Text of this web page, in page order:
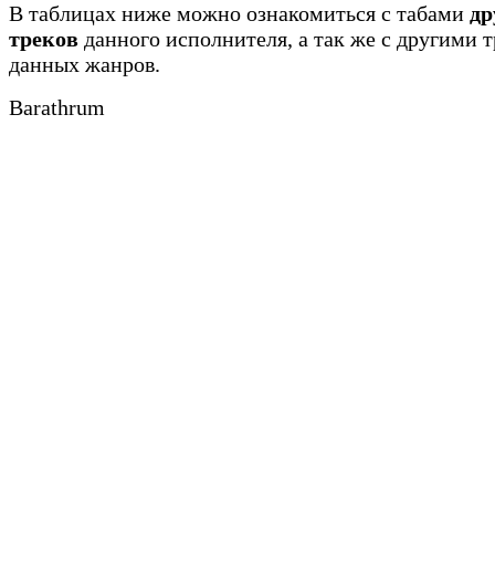
В таблицах ниже можно ознакомиться с табами
треков данного исполнителя, а так же с другими
данных жанров.
Barathrum